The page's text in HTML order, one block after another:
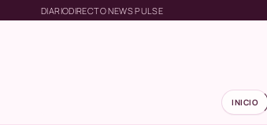
DIARIODIRECTO NEWS PULSE
INICIO